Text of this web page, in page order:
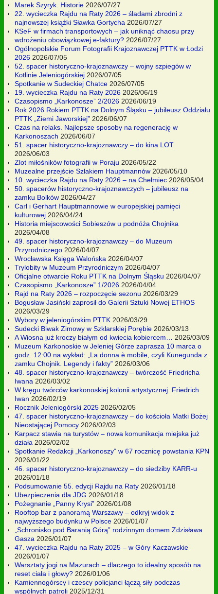
Marek Szyryk. Historie 2026/07/27
22. wycieczka Rajdu na Raty 2026 – śladami zbrodni z
najnowszej książki Sławka Gortycha 2026/07/27
KSeF w firmach transportowych – jak uniknąć chaosu przy
wdrożeniu obowiązkowej e-faktury? 2026/07/27
Ogólnopolskie Forum Fotografii Krajoznawczej PTTK w Łodzi
2026 2026/07/05
52. spacer historyczno-krajoznawczy – wojny szpiegów w
Kotlinie Jeleniogórskiej 2026/07/05
Spotkanie w Sudeckiej Chatce 2026/07/05
19. wycieczka Rajdu na Raty 2026 2026/06/19
Czasopismo „Karkonosze” 2/2026 2026/06/19
Rok 2026 Rokiem PTTK na Dolnym Śląsku – jubileusz Oddziału
PTTK „Ziemi Jaworskiej” 2026/06/07
Czas na relaks. Najlepsze sposoby na regenerację w
Karkonoszach 2026/06/07
51. spacer historyczno-krajoznawczy – do kina LOT
2026/06/03
Zlot miłośników fotografii w Poraju 2026/05/22
Muzealne przejście Szlakiem Hauptmannów 2026/05/10
10. wycieczka Rajdu na Raty 2026 – na Chełmiec 2026/05/04
50. spacerów historyczno-krajoznawczych – jubileusz na
zamku Bolków 2026/04/27
Carl i Gerhart Hauptmannowie w europejskiej pamięci
kulturowej 2026/04/24
Historia miejscowości Sobieszów u podnóża Chojnika
2026/04/08
49. spacer historyczno-krajoznawczy – do Muzeum
Przyrodniczego 2026/04/07
Wrocławska Księga Walońska 2026/04/07
Trylobity w Muzeum Przyrodniczym 2026/04/07
Oficjalne otwarcie Roku PTTK na Dolnym Śląsku 2026/04/07
Czasopismo „Karkonosze” 1/2026 2026/04/04
Rajd na Raty 2026 – rozpoczęcie sezonu 2026/03/29
Bogusław Jasiński zaprosił do Galerii Sztuki Nowej ETHOS
2026/03/29
Wybory w jeleniogórskim PTTK 2026/03/29
Sudecki Biwak Zimowy w Szklarskiej Porębie 2026/03/13
A Wiosna już kroczy białym od kwiecia kobiercem…
2026/03/09
Muzeum Karkonoskie w Jeleniej Górze zaprasza 10 marca o
godz. 12:00 na wykład: „La donna è mobile, czyli Kunegunda z
zamku Chojnik. Legendy i fakty” 2026/03/06
48. spacer historyczno-krajoznawczy – twórczość Friedricha
Iwana 2026/03/02
W kręgu twórców karkonoskiej kolonii artystycznej. Friedrich
Iwan 2026/02/19
Rocznik Jeleniogórski 2025 2026/02/05
47. spacer historyczno-krajoznawczy – do kościoła Matki Bożej
Nieostającej Pomocy 2026/02/03
Karpacz stawia na turystów – nowa komunikacja miejska już
działa 2026/02/02
Spotkanie Redakcji „Karkonoszy” w 67 rocznicę powstania KPN
2026/01/22
46. spacer historyczno-krajoznawczy – do siedziby KARR-u
2026/01/18
Podsumowanie 55. edycji Rajdu na Raty 2026/01/18
Ubezpieczenia dla JDG 2026/01/18
Pożegnanie „Panny Krysi” 2026/01/08
Rooftop bar z panoramą Warszawy – odkryj widok z
najwyższego budynku w Polsce 2026/01/07
„Schronisko pod Baranią Górą” rodzinnym domem Zdzisława
Gasza 2026/01/07
47. wycieczka Rajdu na Raty 2025 – w Góry Kaczawskie
2026/01/07
Warsztaty jogi na Mazurach – dlaczego to idealny sposób na
reset ciała i głowy? 2026/01/06
Kamiennogórscy i czescy policjanci łączą siły podczas
wspólnych patroli 2025/12/31